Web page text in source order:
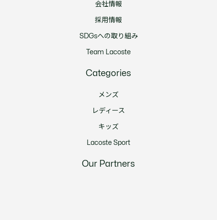
会社情報
採用情報
SDGsへの取り組み
Team Lacoste
Categories
メンズ
レディース
キッズ
Lacoste Sport
Our Partners